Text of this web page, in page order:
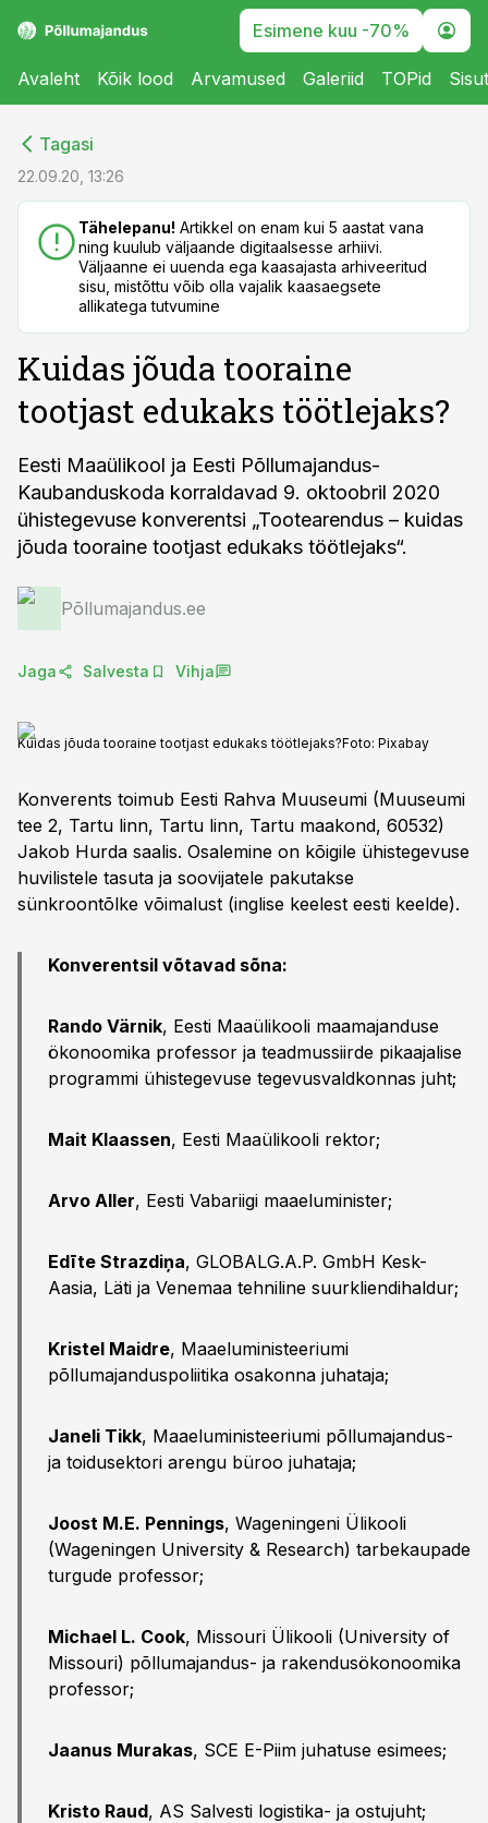
Esimene kuu -70%
Avaleht Kõik lood Arvamused Galeriid TOPid
Tagasi
22.09.20, 13:26
Tähelepanu! Artikkel on enam kui 5 aastat vana
ning kuulub väljaande digitaalsesse arhiivi.
Väljaanne ei uuenda ega kaasajasta arhiveeritud
sisu, mistõttu võib olla vajalik kaasaegsete
allikatega tutvumine
Kuidas jõuda tooraine
tootjast edukaks töötlejaks?
Eesti Maaülikool ja Eesti Põllumajandus-
Kaubanduskoda korraldavad 9. oktoobril 2020
ühistegevuse konverentsi „Tootearendus – kuidas
jõuda tooraine tootjast edukaks töötlejaks“.
Põllumajandus.ee
Jaga Salvesta Vihja
Kuidas jõuda tooraine tootjast edukaks töötlejaks?Foto: Pixabay
Konverents toimub Eesti Rahva Muuseumi (Muuseumi
tee 2, Tartu linn, Tartu linn, Tartu maakond, 60532)
Jakob Hurda saalis. Osalemine on kõigile ühistegevuse
huvilistele tasuta ja soovijatele pakutakse
sünkroontõlke võimalust (inglise keelest eesti keelde).
Konverentsil võtavad sõna:
Rando Värnik, Eesti Maaülikooli maamajanduse
ökonoomika professor ja teadmussiirde pikaajalise
programmi ühistegevuse tegevusvaldkonnas juht;
Mait Klaassen, Eesti Maaülikooli rektor;
Arvo Aller, Eesti Vabariigi maaeluminister;
Edīte Strazdiņa, GLOBALG.A.P. GmbH Kesk-
Aasia, Läti ja Venemaa tehniline suurkliendihaldur;
Kristel Maidre, Maaeluministeeriumi
põllumajanduspoliitika osakonna juhataja;
Janeli Tikk, Maaeluministeeriumi põllumajandus-
ja toidusektori arengu büroo juhataja;
Joost M.E. Pennings, Wageningeni Ülikooli
(Wageningen University & Research) tarbekaupade
turgude professor;
Michael L. Cook, Missouri Ülikooli (University of
Missouri) põllumajandus- ja rakendusökonoomika
professor;
Jaanus Murakas, SCE E-Piim juhatuse esimees;
Kristo Raud, AS Salvesti logistika- ja ostujuht;